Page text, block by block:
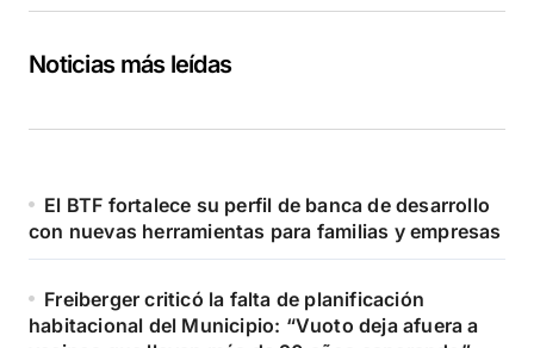
Noticias más leídas
El BTF fortalece su perfil de banca de desarrollo
con nuevas herramientas para familias y empresas
Freiberger criticó la falta de planificación
habitacional del Municipio: “Vuoto deja afuera a